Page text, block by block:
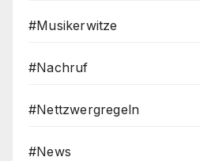
#Musikerwitze
#Nachruf
#Nettzwergregeln
#News